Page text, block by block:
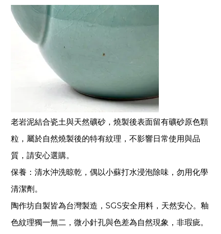
老岩泥結合瓷土與天然礦砂，燒製後表面留有礦砂原色顆
粒 ， 屬於自然燒製後的特有紋理，不影響日常使用與品
質，請安心選購。
保養：清水沖洗晾乾，偶以小蘇打水浸泡除味，勿用化學
清潔劑。
陶作坊自製皆為台灣製造，SGS安全用料，天然安心。釉
色紋理獨一無二，微小針孔與色差為自然現象，非瑕疵。